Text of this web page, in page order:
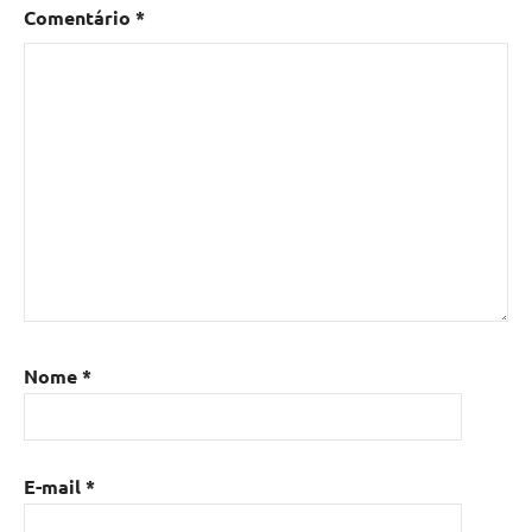
Comentário *
Nome*
E-mail*